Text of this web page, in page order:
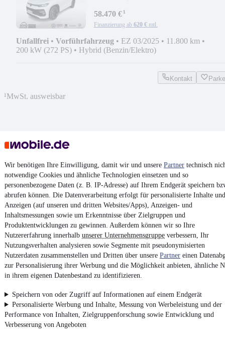
Wir benötigen Ihre Einwilligung, damit wir und unsere Partner technisch
notwendige Cookies und ähnliche Technologien einsetzen und so
personenbezogene Daten (z. B. IP-Adresse) auf Ihrem Endgerät speichern
abrufen können. Die Datenverarbeitung erfolgt für personalisierte Inhalte und
Anzeigen (auf unseren und dritten Websites/Apps), Anzeigen- und
Inhaltsmessungen sowie um Erkenntnisse über Zielgruppen und
Produktentwicklungen zu gewinnen. Außerdem können wir so Ihre
Nutzererfahrung innerhalb unserer Unternehmensgruppe verbessern, Ihr
Nutzungsverhalten analysieren sowie Segmente mit pseudonymisierten
Nutzerdaten zusammenstellen und Dritten über unsere Partner einen
zur Personalisierung ihrer Werbung und die Möglichkeit anbieten, ähnliche
in ihrem eigenen Datenbestand zu identifizieren.
Speichern von oder Zugriff auf Informationen auf einem Endgerät
Personalisierte Werbung und Inhalte, Messung von Werbeleistung und der
Performance von Inhalten, Zielgruppenforschung sowie Entwicklung und
Verbesserung von Angeboten
58.470 €¹
Finanzierung ab 620 € mtl.
Unfallfrei • Vorführfahrzeug • EZ 03/2025 • 11.800 km •
200 kW (272 PS) • Hybrid (Benzin/Elektro)
Kontakt
¹MwSt. ausweisbar
Nutze mobile.de schnell und einfach
App installieren
Impressum
AGB
Vertrag widerrufen
Datenschutz
Datenschutzeinstellungen
Erklärung zur Barrierefreiheit
Report Security Vulnerability (English)
Powered by